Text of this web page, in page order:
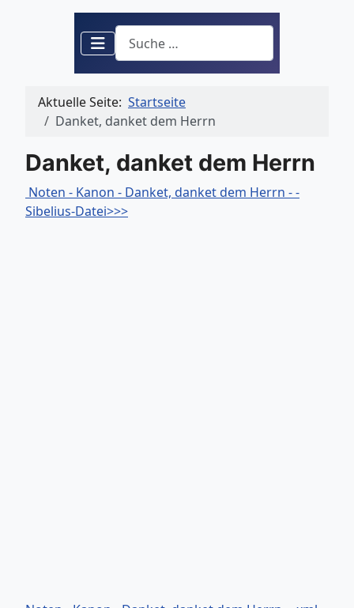
Suchen
Aktuelle Seite: Startseite
Danket, danket dem Herrn
Danket, danket dem Herrn
Noten - Kanon - Danket, danket dem Herrn - -
Sibelius-Datei>>>